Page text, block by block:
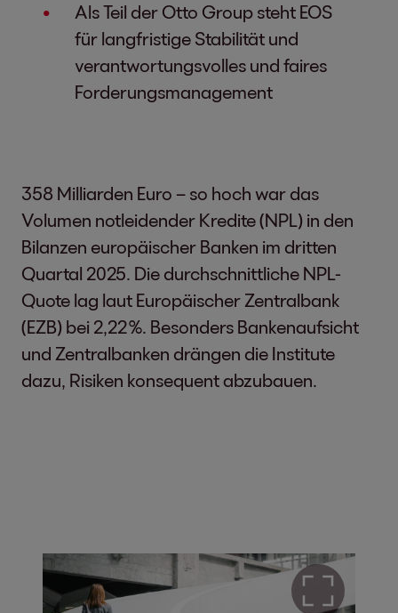
Als Teil der Otto Group steht EOS
für langfristige Stabilität und
verantwortungsvolles und faires
Forderungsmanagement
358 Milliarden Euro – so hoch war das
Volumen notleidender Kredite (NPL) in den
Bilanzen europäischer Banken im dritten
Quartal 2025. Die durchschnittliche NPL-
Quote lag laut Europäischer Zentralbank
(EZB) bei 2,22 %. Besonders Bankenaufsicht
und Zentralbanken drängen die Institute
dazu, Risiken konsequent abzubauen.